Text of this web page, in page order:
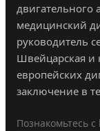
двигательного
медицинский
руководитель
Швейцарская и
европейских
заключение в
Познакомьтесь с